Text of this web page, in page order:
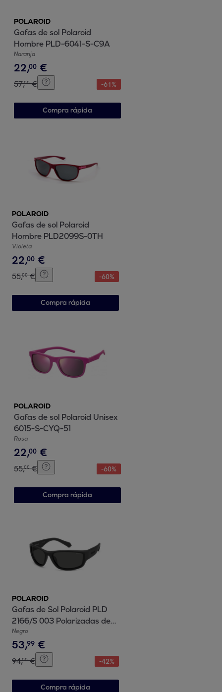
POLAROID
Gafas de sol Polaroid
Hombre PLD-6041-S-C9A
Naranja
22,00 €
57,00 € -61%
Compra rápida
POLAROID
Gafas de sol Polaroid
Hombre PLD2099S-0TH
Violeta
22,00 €
55,00 € -60%
Compra rápida
POLAROID
Gafas de sol Polaroid Unisex
6015-S-CYQ-51
Rosa
22,00 €
55,00 € -60%
Compra rápida
POLAROID
Gafas de Sol Polaroid PLD
2166/S 003 Polarizadas de
Nylon Hombre 62 mm
Negro
53,99 €
94,00 € -42%
Compra rápida